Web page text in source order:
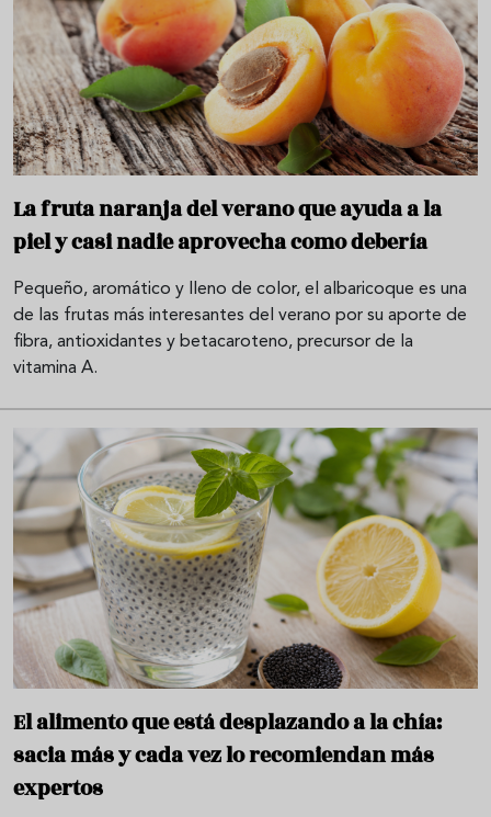
La fruta naranja del verano que ayuda a la
piel y casi nadie aprovecha como debería
Pequeño, aromático y lleno de color, el albaricoque es una
de las frutas más interesantes del verano por su aporte de
fibra, antioxidantes y betacaroteno, precursor de la
vitamina A.
El alimento que está desplazando a la chía:
sacia más y cada vez lo recomiendan más
expertos